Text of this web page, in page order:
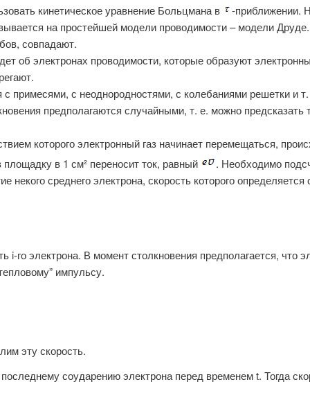
кинетическое уравнение Больцмана в
-приближении.
на простейшей модели проводимости – модели
совпадают.
об электронах проводимости, которые образуют
примесями, с неоднородностями, с колебаниями решетки и
предполагаются случайными, т. е. можно предсказать
которого электронный газ начинает перемещаться,
в 1 см² переносит ток, равный
. Необходимо
некого среднего электрона, скорость которого
i-го электрона. В момент столкновения предполагается, что
импульсу.
эту скорость.
соударению электрона перед временем t. Тогда